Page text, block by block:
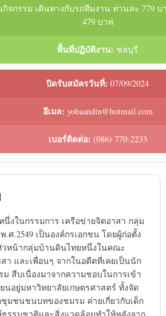
จกรรม เดินทางกับรถทีมงาน ท่านละ 779 บ
479 บาท
พื้นที่ปฏิบัติงาน: ชลบุรี
ปิดรับสมัครวันที่: 07/09/2024
อีเมล: yobaandin@hotmail.com
เบอร์ติดต่อ: (086) 770-2233
งในกรรมการ เครือข่ายจิตอาสา กลุ่ม
ศ.2549 เป็นองค์กรเอกชน โดยผู้ก่อตั้ง
วหน้ากลุ่มบ้านดินไทยหนึ่งในคณะ
า และเพื่อนๆ จากในอดีตที่เคยเป็นนัก
สืบเนื่องมาจากความชอบในการเข้า
นอยู่มหาวิทยาลัยเกษตรศาสตร์ ทั้งจัด
มชนชนบทของชมรม ค่ายเกี่ยวกับเด็ก